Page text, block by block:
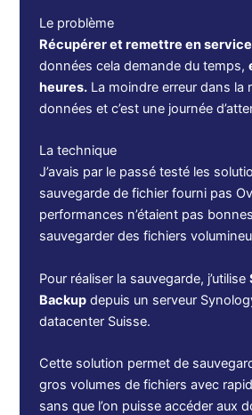
Le problème
Récupérer et remettre en service
données cela demande du temps,
heures. La moindre erreur dans la
données et c’est une journée
La technique
J’avais par le passé testé les
sauvegarde de fichier fourni pas
performances n’étaient pas
sauvegarder des fichiers
Pour réaliser la sauvegarde, j’utilise
Backup depuis un serveur
datacenter Suisse.
Cette solution permet de
gros volumes de fichiers avec
sans que l’on puisse accéder aux